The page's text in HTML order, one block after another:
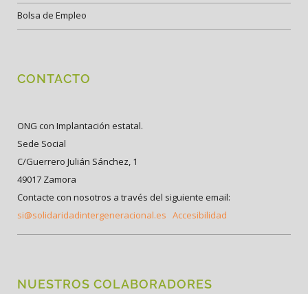
Bolsa de Empleo
CONTACTO
ONG con Implantación estatal.
Sede Social
C/Guerrero Julián Sánchez, 1
49017 Zamora
Contacte con nosotros a través del siguiente email:
si@solidaridadintergeneracional.es Accesibilidad
NUESTROS COLABORADORES